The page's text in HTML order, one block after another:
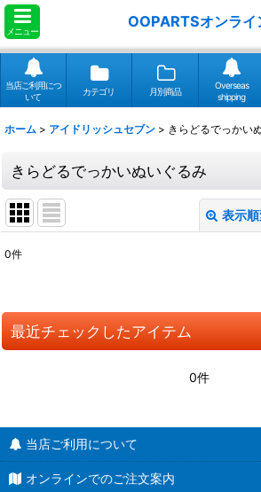
メニュー
OOPARTSオンライ
当店ご利用につ
いて
カテゴリ 月別商品
Overseas
shipping
ホーム > アイドリッシュセブン > きらどるでっかい
きらどるでっかいぬいぐるみ
表示
並び順:
0件
最近チェックしたアイテム
0件
当店ご利用について
オンラインでのご注文案内